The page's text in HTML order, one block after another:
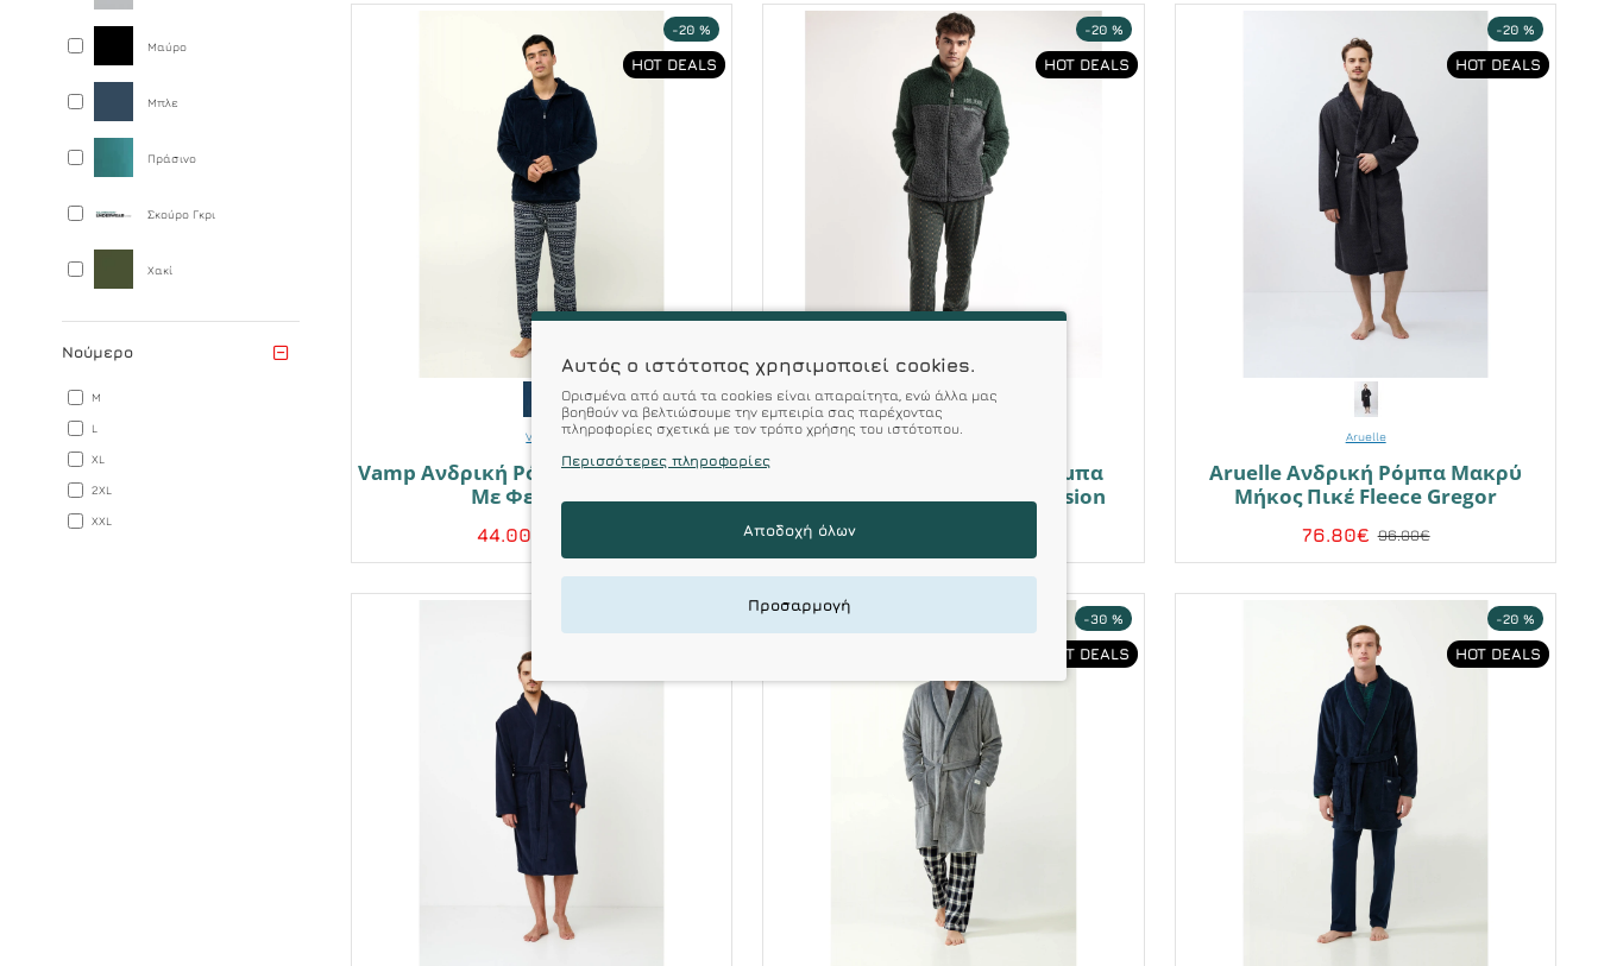
Μαύρο
Μπλε
Πράσινο
Σκούρο Γκρι
Χακί
Νούμερο
M
L
XL
2XL
XXL
HOT DEALS
-20 %
Vamp
Vamp Ανδρική Ρόμπα Ζακετα Fleece
Με Φερμουάρ
44.00€
HOT DEALS
-20 %
Admas
Admas Ανδρικη Fleece Ρόμπα
Ζακέτα Με Φερμουάρ Division
HOT DEALS
-20 %
Aruelle
Aruelle Ανδρική Ρόμπα Μακρύ
Μήκος Πικέ Fleece Gregor
76.80€ 96.00€
HOT DEALS
-30 %
HOT DEALS
-20 %
Αυτός ο ιστότοπος χρησιμοποιεί cookies.
Ορισμένα από αυτά τα cookies είναι απαραίτητα, ενώ άλλα μας
βοηθούν να βελτιώσουμε την εμπειρία σας παρέχοντας
πληροφορίες σχετικά με τον τρόπο χρήσης του ιστότοπου.
Περισσότερες πληροφορίες
Αποδοχή όλων
Προσαρμογή